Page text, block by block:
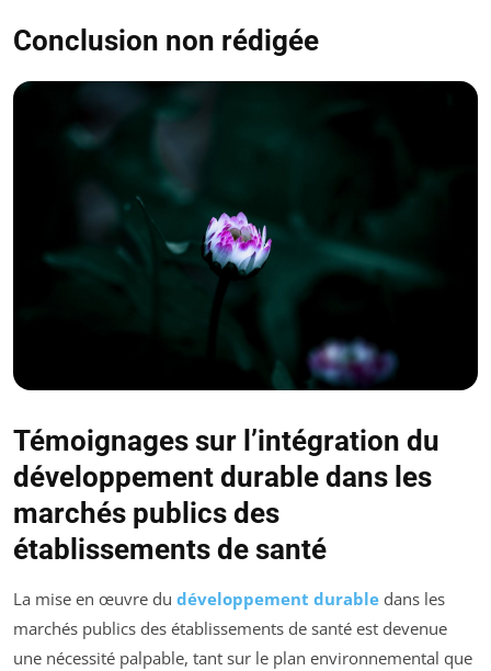
Conclusion non rédigée
Témoignages sur l’intégration du
développement durable dans les
marchés publics des
établissements de santé
La mise en œuvre du développement durable dans les
marchés publics des établissements de santé est devenue
une nécessité palpable, tant sur le plan environnemental que